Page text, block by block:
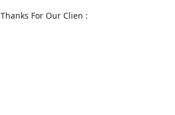
Thanks For Our Clien :